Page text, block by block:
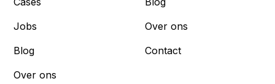
Jobs
Blog
Over ons
Over ons
Contact